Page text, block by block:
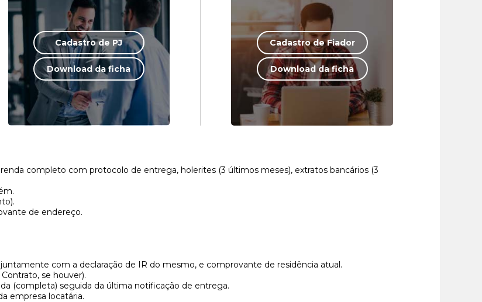
Cadastro de PJ
Download da ficha
Cadastro de Fiador
Download da ficha
completo com protocolo de entrega, holerites (3 últimos meses), extratos bancários (3
de endereço.
com a declaração de IR do mesmo, e comprovante de residência atual.
se houver).
(completa) seguida da última notificação de entrega.
empresa locatária.